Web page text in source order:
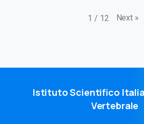
1 / 12 Next »
Istituto Scientifico
Vertebrale